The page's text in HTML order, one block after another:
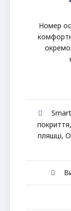
Номер
покриття,
пляшці,